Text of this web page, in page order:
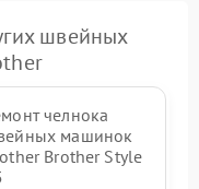
швейных
челнока
машинок
Brother Style